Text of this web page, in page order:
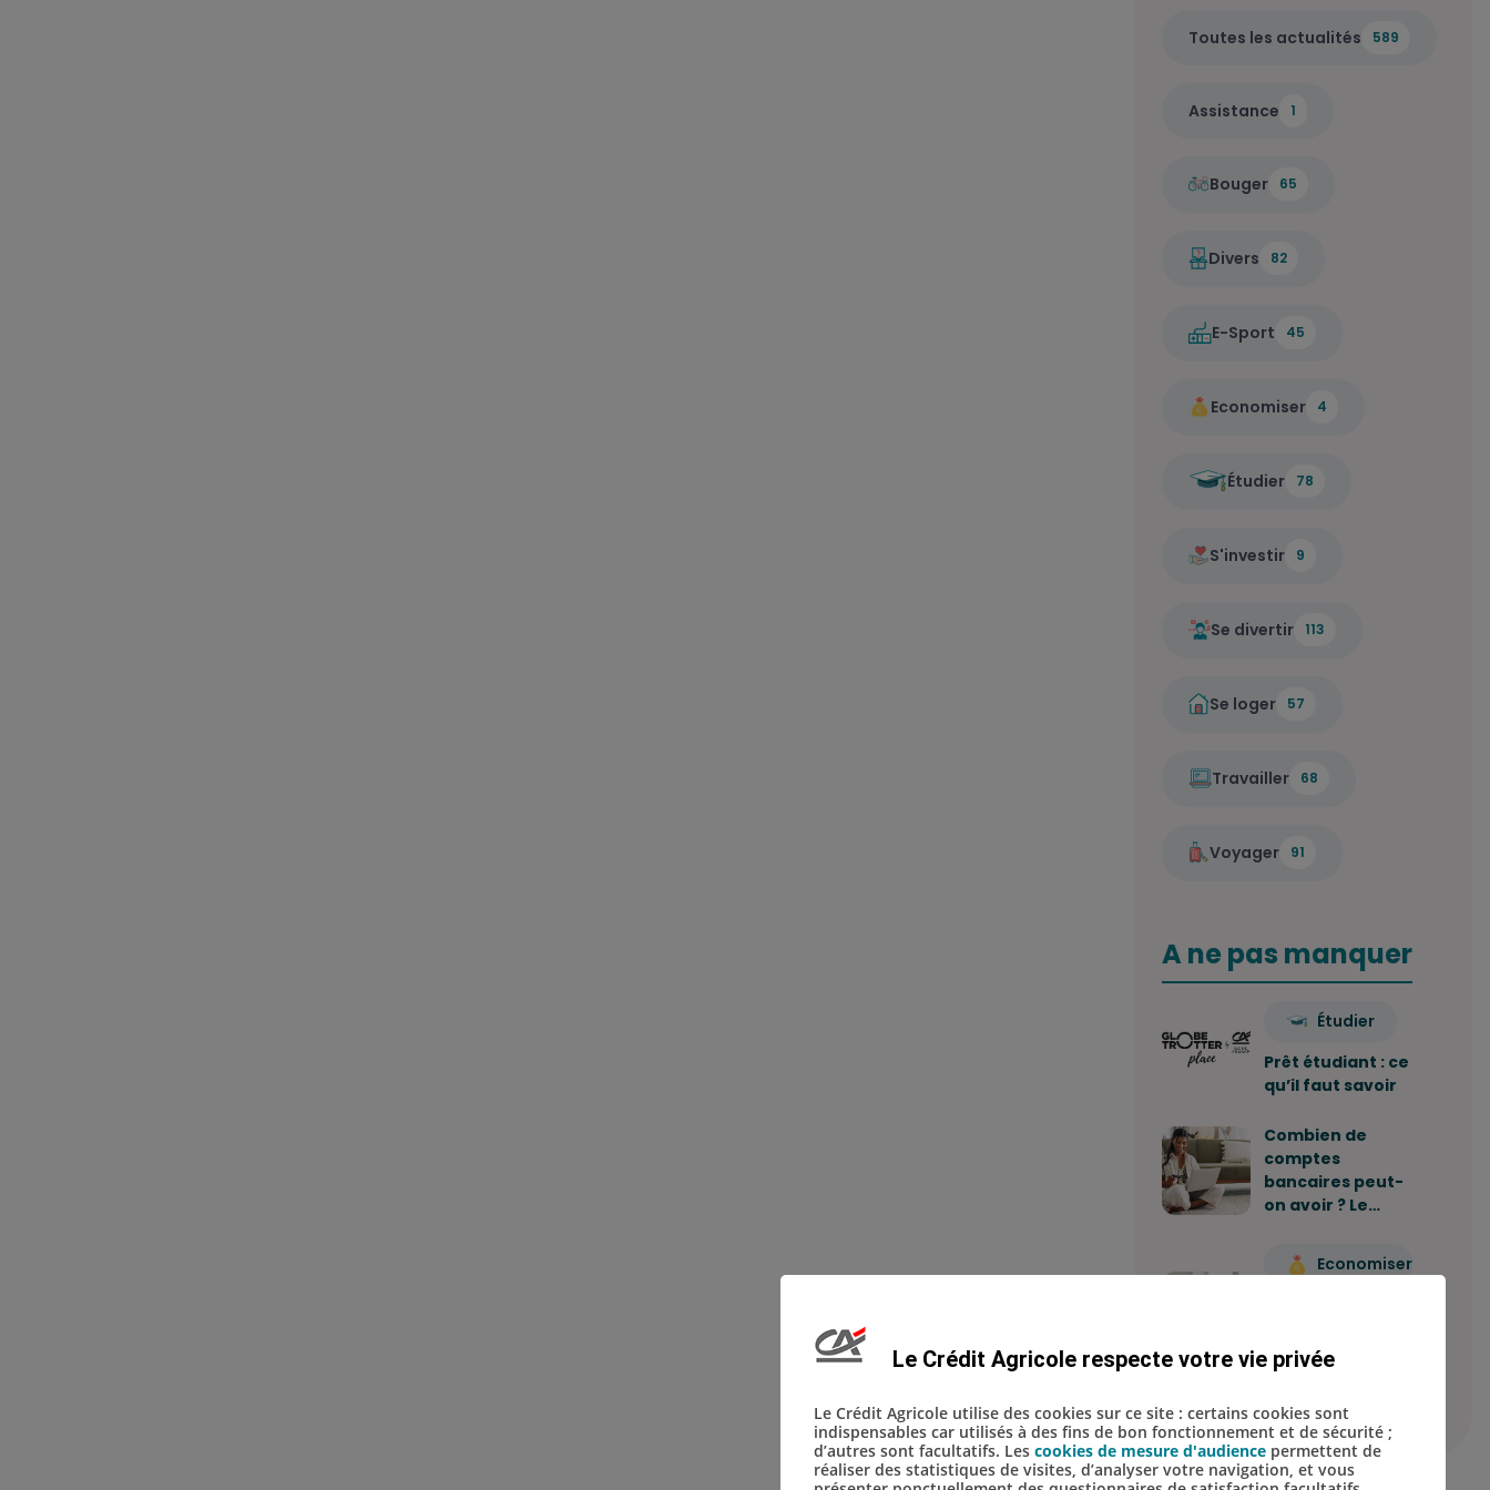
Toutes les actualités 589
Assistance 1
Bouger 65
Divers 82
E-Sport 45
Economiser 4
Étudier 78
S'investir 9
Se divertir 113
Se loger 57
Travailler 68
Voyager 91
A ne pas manquer
Étudier
Prêt étudiant : ce
qu’il faut savoir
Combien de
comptes
bancaires peut-
on avoir ? Le…
Economiser
stratégie
d'épargne ?
Le Crédit Agricole respecte votre vie privée
Le Crédit Agricole utilise des cookies sur ce site : certains cookies sont
indispensables car utilisés à des fins de bon fonctionnement et de sécurité ;
d’autres sont facultatifs. Les cookies de mesure d'audience permettent de
réaliser des statistiques de visites, d’analyser votre navigation, et vous